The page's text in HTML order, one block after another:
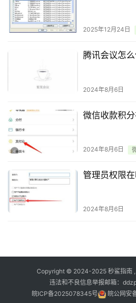
2025年12月24日
腾讯会议怎么
2024年8月6日
微信收款积
2024年8月6日
管理员权限
2024年8月6日
Copyright © 2024-2025 秒鲨指南,
违法和不良信息举报邮箱：
皖ICP备2025078345号
皖公网安